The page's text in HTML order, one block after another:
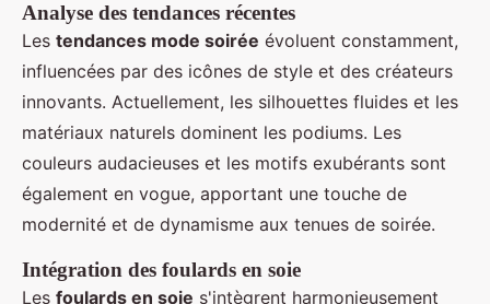
Analyse des tendances récentes
Les tendances mode soirée évoluent constamment,
influencées par des icônes de style et des créateurs
innovants. Actuellement, les silhouettes fluides et les
matériaux naturels dominent les podiums. Les
couleurs audacieuses et les motifs exubérants sont
également en vogue, apportant une touche de
modernité et de dynamisme aux tenues de soirée.
Intégration des foulards en soie
Les foulards en soie s'intègrent harmonieusement